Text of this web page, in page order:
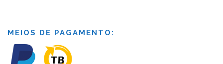
MEIOS DE PAGAMENTO: